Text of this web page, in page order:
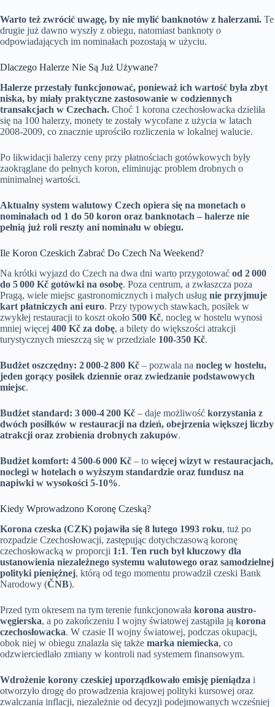
Warto też zwrócić uwagę, by nie mylić banknotów z halerzami. Te
drugie już dawno wyszły z obiegu, natomiast banknoty o
odpowiadających im nominałach pozostają w użyciu.
Dlaczego Halerze Nie Są Już Używane?
Halerze przestały funkcjonować, ponieważ ich wartość była zbyt
niska, by miały praktyczne zastosowanie w codziennych
transakcjach w Czechach. Choć 1 korona czechosłowacka dzieliła
się na 100 halerzy, monety te zostały wycofane z użycia w latach
2008-2009, co znacznie uprościło rozliczenia w lokalnej walucie.
Po likwidacji halerzy ceny przy płatnościach gotówkowych były
zaokrąglane do pełnych koron, eliminując problem drobnych o
minimalnej wartości.
Aktualny system walutowy Czech opiera się na monetach o
nominałach od 1 do 50 koron oraz banknotach – halerze nie
pełnią już roli reszty ani nominału w obiegu.
Ile Koron Czeskich Zabrać Do Czech Na Weekend?
Na krótki wyjazd do Czech na dwa dni warto przygotować od 2 000
do 5 000 Kč gotówki na osobę. Poza centrum, a zwłaszcza poza
Pragą, wiele miejsc gastronomicznych i małych usług nie przyjmuje
kart płatniczych ani euro. Przy typowych stawkach, posiłek w
zwykłej restauracji to koszt około 500 Kč, nocleg w hostelu wynosi
mniej więcej 400 Kč za dobę, a bilety do większości atrakcji
turystycznych mieszczą się w przedziale 100-350 Kč.
Budżet oszczędny: 2 000-2 800 Kč – pozwala na nocleg w hostelu,
jeden gorący posiłek dziennie oraz zwiedzanie podstawowych
miejsc.
Budżet standard: 3 000-4 200 Kč – daje możliwość korzystania z
dwóch posiłków w restauracji na dzień, obejrzenia większej liczby
atrakcji oraz zrobienia drobnych zakupów.
Budżet komfort: 4 500-6 000 Kč – to więcej wizyt w restauracjach,
noclegi w hotelach o wyższym standardzie oraz fundusz na
napiwki w wysokości 5-10%.
Kiedy Wprowadzono Koronę Czeską?
Korona czeska (CZK) pojawiła się 8 lutego 1993 roku, tuż po
rozpadzie Czechosłowacji, zastępując dotychczasową koronę
czechosłowacką w proporcji 1:1. Ten ruch był kluczowy dla
ustanowienia niezależnego systemu walutowego oraz samodzielnej
polityki pieniężnej, którą od tego momentu prowadził czeski Bank
Narodowy (ČNB).
Przed tym okresem na tym terenie funkcjonowała korona austro-
węgierska, a po zakończeniu I wojny światowej zastąpiła ją korona
czechosłowacka. W czasie II wojny światowej, podczas okupacji,
obok niej w obiegu znalazła się także marka niemiecka, co
odzwierciedlało zmiany w kontroli nad systemem finansowym.
Wdrożenie korony czeskiej uporządkowało emisję pieniądza i
otworzyło drogę do prowadzenia krajowej polityki kursowej oraz
zwalczania inflacji, niezależnie od decyzji podejmowanych wcześniej